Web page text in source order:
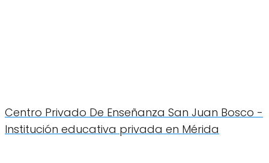
Centro Privado De Enseñanza San Juan Bosco -
Institución educativa privada en Mérida